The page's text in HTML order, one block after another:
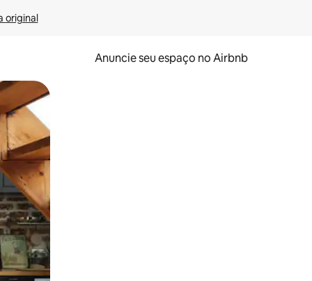
original
Anuncie seu espaço no Airbnb
o dedo na tela.